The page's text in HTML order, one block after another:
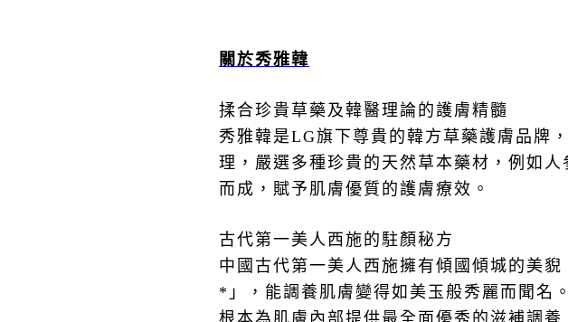
關於秀雅韓
揉合珍貴草藥及韓醫理論的護膚精髓
秀雅韓是LG旗下尊貴的韓方草藥護膚品牌
理，嚴選多種珍貴的天然草本藥材，例如
而成，賦予肌膚優質的護膚療效。
古代第一美人西施的駐顏秘方
中國古代第一美人西施擁有傾國傾城的美
* 」，能調養肌膚變得如美玉般秀麗而聞名
根本為肌膚內部提供最全面優秀的滋補調養